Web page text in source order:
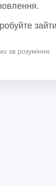
за розуміння.